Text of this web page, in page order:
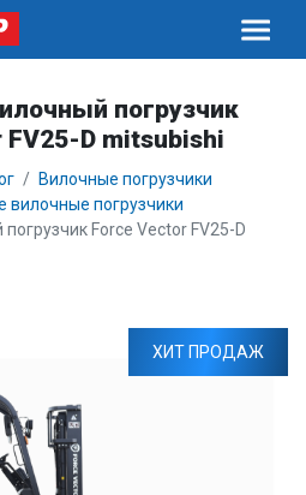
погрузчик
FV25-D mitsubishi
Вилочные погрузчики
вилочные погрузчики
Force Vector FV25-D
ХИТ ПРОДАЖ